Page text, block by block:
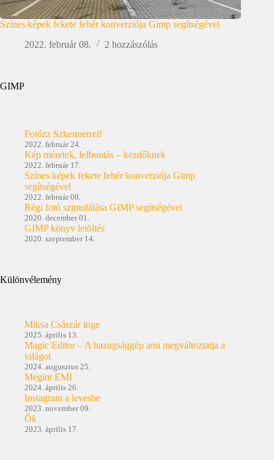
Színes képek fekete fehér konverziója Gimp segítségével
2022. február 08.
2 hozzászólás
GIMP
Fotózz Szkennerrel!
2022. február 24.
Kép méretek, felbontás – kezdőknek
2022. február 17.
Színes képek fekete fehér konverziója Gimp
segítségével
2022. február 08.
Régi fotó szimulálása GIMP segítségével
2020. december 01.
GIMP könyv letöltés
2020. szeptember 14.
Különvélemény
Miksa Császár inge
2025. április 13.
Magic Editor – A hazugsággép ami megváltoztatja a
világot
2024. augusztus 25.
Megint EMI
2024. április 26.
Instagram a levesbe
2023. november 09.
Ők
2023. április 17.